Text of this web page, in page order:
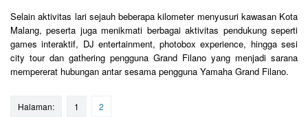
Selain aktivitas lari sejauh beberapa kilometer menyusuri kawasan Kota
Malang, peserta juga menikmati berbagai aktivitas pendukung seperti
games interaktif, DJ entertainment, photobox experience, hingga sesi
city tour dan gathering pengguna Grand Filano yang menjadi sarana
mempererat hubungan antar sesama pengguna Yamaha Grand Filano.
Halaman: 1 2